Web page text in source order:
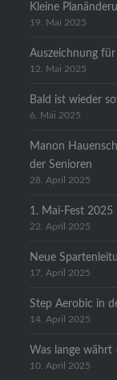
Kleine
19. Mai 2025
Auszeichnung
12. Mai 2025
Bald ist wieder
6. Mai 2025
Manon
der Senioren
28. April 2025
1. Mai-Fest 2025
22. April 2025
Neue
17. April 2025
Step Aerobic in
14. April 2025
Was lange
10. April 2025